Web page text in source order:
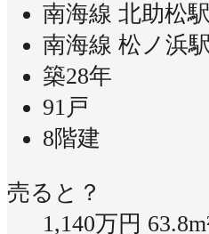
南海線 北助松
南海線 松ノ浜
築28年
91戸
8階建
売ると？
1,140万円